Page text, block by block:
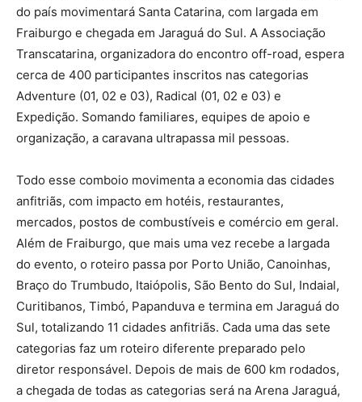
do país movimentará Santa Catarina, com largada em
Fraiburgo e chegada em Jaraguá do Sul. A Associação
Transcatarina, organizadora do encontro off-road, espera
cerca de 400 participantes inscritos nas categorias
Adventure (01, 02 e 03), Radical (01, 02 e 03) e
Expedição. Somando familiares, equipes de apoio e
organização, a caravana ultrapassa mil pessoas.
Todo esse comboio movimenta a economia das cidades
anfitriãs, com impacto em hotéis, restaurantes,
mercados, postos de combustíveis e comércio em geral.
Além de Fraiburgo, que mais uma vez recebe a largada
do evento, o roteiro passa por Porto União, Canoinhas,
Braço do Trumbudo, Itaiópolis, São Bento do Sul, Indaial,
Curitibanos, Timbó, Papanduva e termina em Jaraguá do
Sul, totalizando 11 cidades anfitriãs. Cada uma das sete
categorias faz um roteiro diferente preparado pelo
diretor responsável. Depois de mais de 600 km rodados,
a chegada de todas as categorias será na Arena Jaraguá,